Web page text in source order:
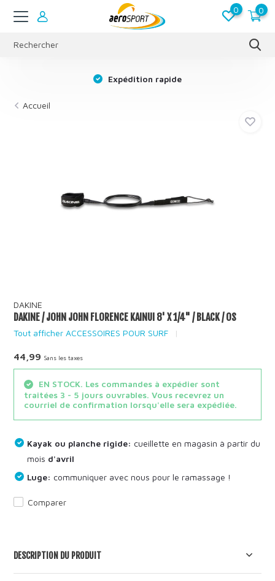
0 0
Expédition rapide
Accueil
DAKINE
DAKINE / JOHN JOHN FLORENCE KAINUI 8' X 1/4" / BLACK / OS
Tout afficher ACCESSOIRES POUR SURF
44,99 Sans les taxes
EN STOCK. Les commandes à expédier sont
traitées 3 - 5 jours ouvrables. Vous recevrez un
courriel de confirmation lorsqu'elle sera expédiée.
Kayak ou planche rigide: cueillette en magasin à partir du
mois d'avril
Luge: communiquer avec nous pour le ramassage !
Comparer
DESCRIPTION DU PRODUIT